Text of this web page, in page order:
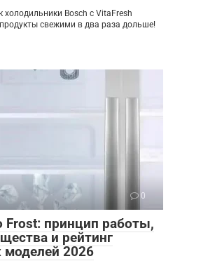
холодильники Bosch с VitaFresh
свежими в два раза дольше!
0
Frost: принцип работы,
и рейтинг
моделей 2026